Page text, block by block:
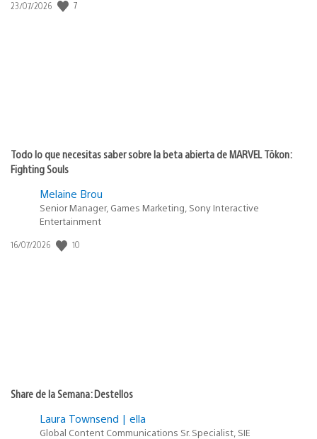
Fecha
23/07/2026 7
Todo lo que necesitas saber sobre la beta abierta de MARVEL Tōkon:
Fighting Souls
Melaine Brou
Senior Manager, Games Marketing, Sony Interactive
Entertainment
Fecha
16/07/2026 10
Share de la Semana: Destellos
Laura Townsend | ella
Global Content Communications Sr. Specialist, SIE